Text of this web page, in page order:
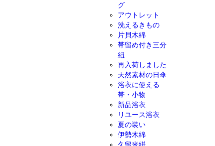
グ
アウトレット
洗えるきもの
片貝木綿
帯留め付き三分
紐
再入荷しました
天然素材の日傘
浴衣に使える
帯・小物
新品浴衣
リユース浴衣
夏の装い
伊勢木綿